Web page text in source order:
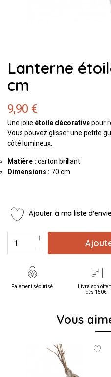
Lanterne
cm
9,90 €
Une jolie étoile décorativepour
Vous pouvez glisser une petite
côté lumineux.
Matière : carton brillant
Dimensions : 70 cm
Ajouter à ma liste
Paiement sécurisé
Livraison
dès 150€
Vous